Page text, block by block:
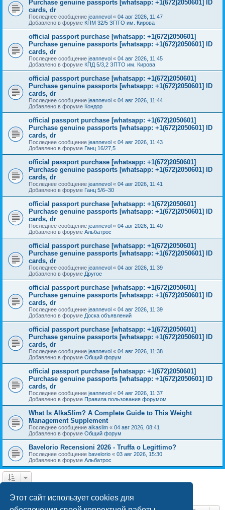
Этот сайт использует cookies для
Purchase genuine passports [whatsapp: +1(672)2050601] ID
cards, dr
Последнее сообщение jeannevol « 04 авг 2026, 11:47
Добавлено в форуме КПМ 32/5 ЗПТО им. Кирова
official passport purchase [whatsapp: +1(672)2050601]
Purchase genuine passports [whatsapp: +1(672)2050601] ID
cards, dr
Последнее сообщение jeannevol « 04 авг 2026, 11:45
Добавлено в форуме КПД 5/3,2 ЗПТО им. Кирова
official passport purchase [whatsapp: +1(672)2050601]
Purchase genuine passports [whatsapp: +1(672)2050601] ID
cards, dr
Последнее сообщение jeannevol « 04 авг 2026, 11:44
Добавлено в форуме Кондор
official passport purchase [whatsapp: +1(672)2050601]
Purchase genuine passports [whatsapp: +1(672)2050601] ID
cards, dr
Последнее сообщение jeannevol « 04 авг 2026, 11:43
Добавлено в форуме Ганц 16/27,5
official passport purchase [whatsapp: +1(672)2050601]
Purchase genuine passports [whatsapp: +1(672)2050601] ID
cards, dr
Последнее сообщение jeannevol « 04 авг 2026, 11:41
Добавлено в форуме Ганц 5/6–30
official passport purchase [whatsapp: +1(672)2050601]
Purchase genuine passports [whatsapp: +1(672)2050601] ID
cards, dr
Последнее сообщение jeannevol « 04 авг 2026, 11:40
Добавлено в форуме Альбатрос
official passport purchase [whatsapp: +1(672)2050601]
Purchase genuine passports [whatsapp: +1(672)2050601] ID
cards, dr
Последнее сообщение jeannevol « 04 авг 2026, 11:39
Добавлено в форуме Другое
official passport purchase [whatsapp: +1(672)2050601]
Purchase genuine passports [whatsapp: +1(672)2050601] ID
cards, dr
Последнее сообщение jeannevol « 04 авг 2026, 11:39
Добавлено в форуме Доска объявлений
official passport purchase [whatsapp: +1(672)2050601]
Purchase genuine passports [whatsapp: +1(672)2050601] ID
cards, dr
Последнее сообщение jeannevol « 04 авг 2026, 11:38
Добавлено в форуме Общий форум
official passport purchase [whatsapp: +1(672)2050601]
Purchase genuine passports [whatsapp: +1(672)2050601] ID
cards, dr
Последнее сообщение jeannevol « 04 авг 2026, 11:37
Добавлено в форуме Правила пользования форумом
What Is AlkaSlim? A Complete Guide to This Weight
Management Supplement
Последнее сообщение alkaslim « 04 авг 2026, 08:41
Добавлено в форуме Общий форум
Bavelorio Recensioni 2026 - Truffa o Legittimo?
Последнее сообщение bavelorio « 03 авг 2026, 15:30
Добавлено в форуме Альбатрос